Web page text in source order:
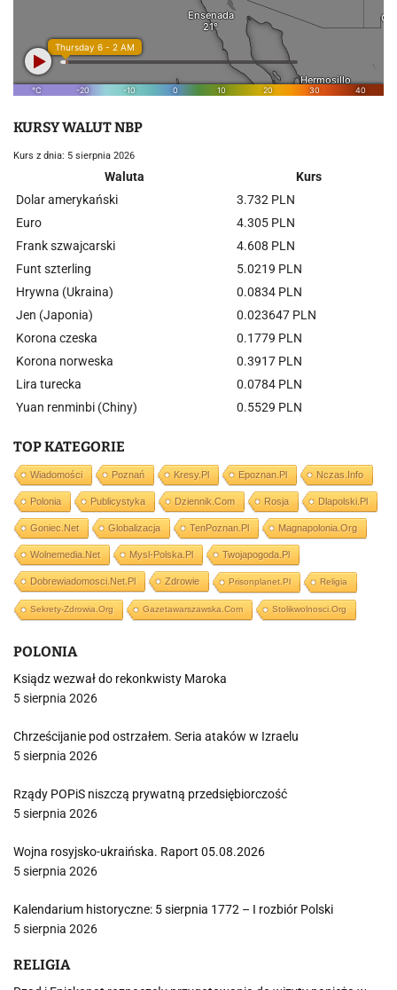
KURSY WALUT NBP
Kurs z dnia: 5 sierpnia 2026
Waluta
Kurs
Dolar amerykański
3.732 PLN
Euro
4.305 PLN
Frank szwajcarski
4.608 PLN
Funt szterling
5.0219 PLN
Hrywna (Ukraina)
0.0834 PLN
Jen (Japonia)
0.023647 PLN
Korona czeska
0.1779 PLN
Korona norweska
0.3917 PLN
Lira turecka
0.0784 PLN
Yuan renminbi (Chiny)
0.5529 PLN
TOP KATEGORIE
Wiadomości Poznań Kresy.pl Epoznan.pl Nczas.info
Polonia Publicystyka Dziennik.com Rosja Dlapolski.pl
Goniec.net Globalizacja TenPoznan.pl Magnapolonia.org
Wolnemedia.net Mysl-Polska.pl Twojapogoda.pl
Dobrewiadomosci.net.pl Zdrowie Prisonplanet.pl Religia
Sekrety-Zdrowia.org Gazetawarszawska.com Stolikwolnosci.org
POLONIA
Ksiądz wezwał do rekonkwisty Maroka
5 sierpnia 2026
Chrześcijanie pod ostrzałem. Seria ataków w Izraelu
5 sierpnia 2026
Rządy POPiS niszczą prywatną przedsiębiorczość
5 sierpnia 2026
Wojna rosyjsko-ukraińska. Raport 05.08.2026
5 sierpnia 2026
Kalendarium historyczne: 5 sierpnia 1772 – I rozbiór Polski
5 sierpnia 2026
RELIGIA